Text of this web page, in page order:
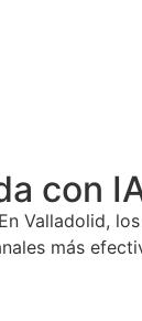
con
Valladolid,
más